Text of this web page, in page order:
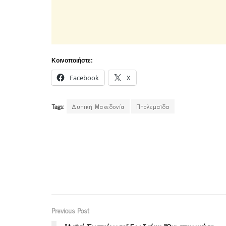
Κοινοποιήστε:
Facebook X
Tags: Δυτική Μακεδονία Πτολεμαϊδα
Previous Post